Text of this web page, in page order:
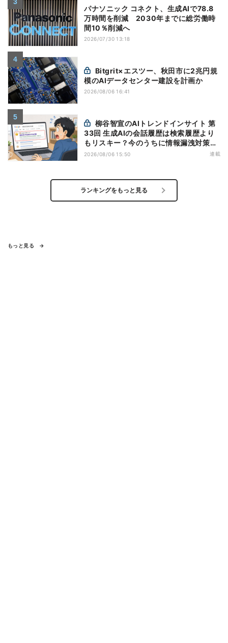
パナソニック コネクト、生成AIで78.8
万時間を削減 2030年までに総労働時
間10％削減へ
2026/07/30 13:18
模のAIデータセンター建設を計画か
2026/08/06 16:41
33回 生成AIの会話履歴は検索履歴より
もリスキー？今のうちに情報漏洩対策を
万全にしておこう
2026/08/06 15:50 連載
ランキングをもっと見る
もっと見る